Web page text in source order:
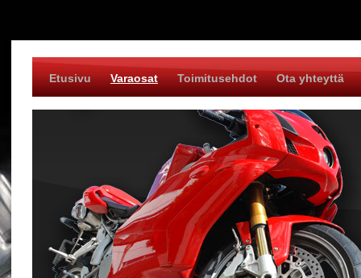
Etusivu Varaosat Toimitusehdot Ota yhteyttä